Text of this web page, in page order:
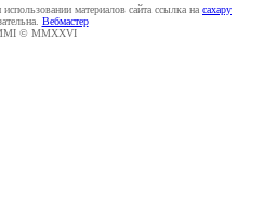
материалов сайта ссылка на caxapу
Вебмастер
© MMXXVI